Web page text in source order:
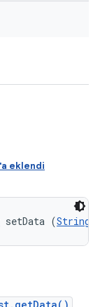
eklendi
setData (String